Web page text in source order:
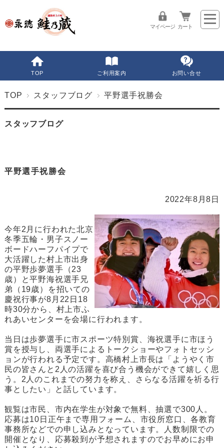
マイページ カート
TOP ご利用案内 お問い合せ
TOP スタッフブログ 平野選手祝勝会
スタッフブログ
平野選手祝勝会
2022年8月8日
今年2月に行われた北京
冬季五輪・男子スノー
ボードハーフパイプで
大活躍した村上市出身
の平野歩夢選手（23
歳）と平野海祝選手兄
弟（19歳）を招いての
慶祝行事が8月22日18
時30分から、村上市ふ
れあいセンターを会場に行われます。
当日は歩夢選手に市スポーツ特別賞、海祝選手に市ほう
賞を授与し、両選手によるトークショーやフォトセッシ
ョンが行われる予定です。高橋村上市長は「ようやく市
民の皆さんと2人の活躍を喜び合う機会ができて嬉しく思
う。2人のこれまでの努力を称え、さらなる活躍を祈る行
事としたい」と話しています。
観覧は市民、市内在学生が対象で無料、抽選で300人。
応募は10日正午まで専用フォーム、市役所窓口、各教育
事務所などでの申し込みとなっています。人数制限での
開催となり、応募殺到が予想されますのでお早めにお申